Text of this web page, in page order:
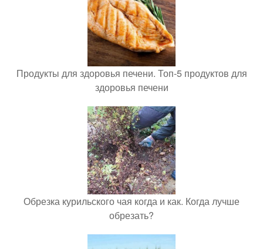
Продукты для здоровья печени. Топ-5 продуктов для
здоровья печени
Обрезка курильского чая когда и как. Когда лучше
обрезать?